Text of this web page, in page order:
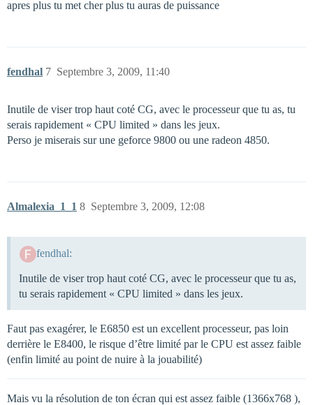
apres plus tu met cher plus tu auras de puissance
fendhal Septembre 3, 2009, 11:40
7
Inutile de viser trop haut coté CG, avec le processeur que tu as, tu
serais rapidement « CPU limited » dans les jeux.
Perso je miserais sur une geforce 9800 ou une radeon 4850.
Almalexia_1_1 Septembre 3, 2009, 12:08
8
fendhal:
Inutile de viser trop haut coté CG, avec le processeur que tu as,
tu serais rapidement « CPU limited » dans les jeux.
Faut pas exagérer, le E6850 est un excellent processeur, pas loin
derrière le E8400, le risque d’être limité par le CPU est assez faible
(enfin limité au point de nuire à la jouabilité)
Mais vu la résolution de ton écran qui est assez faible (1366x768 ),